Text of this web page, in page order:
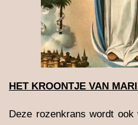
HET KROONTJE VAN
Deze rozenkrans wordt